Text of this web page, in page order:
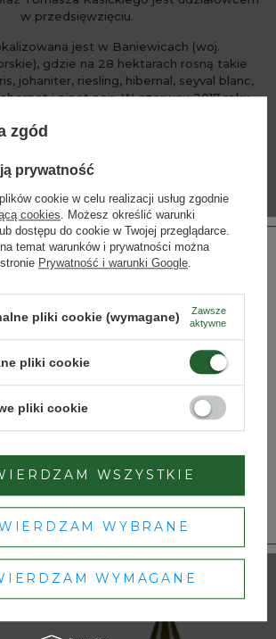
w przedsięwzięciu.
jest w Baniewicach (woj.
gdzie na 28 hektarach rosną takie
johaniter, riesling, hibernal, seyval blanc,
i pinot noir. W czerwcu 2017 roku
dotkniętych szlachetną pleśnią).
WIĘCEJ
PRODUCENTA
Rosé Winnica Turnau Cabernet
89,00 zł
dla osób pełnoletnich.
ukończone 18 lat?
TAK NIE
o Twoją prywatność
zgód
prywatność
cookie w celu realizacji usług zgodnie
cookies . Możesz określić warunki
dostępu do cookie w Twojej przeglądarce.
temat warunków i prywatności można
Prywatność i warunki Google
pliki cookie (wymagane)
Zawsze
aktywne
pliki cookie
pliki cookie
WYBRANE
WYMAGANE
WSZYSTKIE